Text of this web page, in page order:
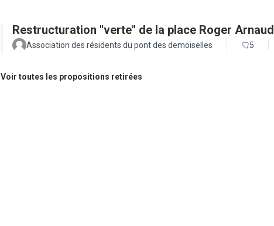
Restructuration "verte" de la place Roger Arnaud
Association des résidents du pont des demoiselles 5
Voir toutes les propositions retirées